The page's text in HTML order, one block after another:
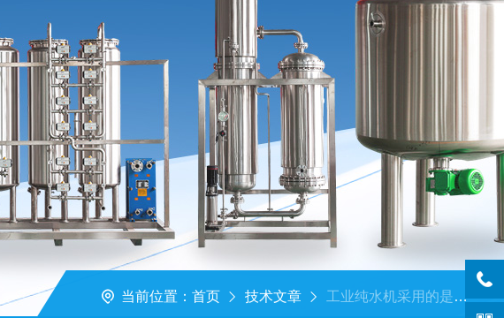
当前位置： 首页 技术文章 工业纯水机采用的是哪种水处理工艺